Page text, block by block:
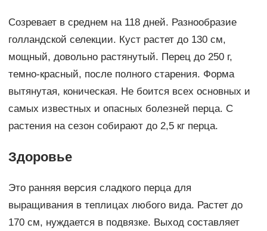
Созревает в среднем на 118 дней. Разнообразие
голландской селекции. Куст растет до 130 см,
мощный, довольно растянутый. Перец до 250 г,
темно-красный, после полного старения. Форма
вытянутая, коническая. Не боится всех основных и
самых известных и опасных болезней перца. С
растения на сезон собирают до 2,5 кг перца.
Здоровье
Это ранняя версия сладкого перца для
выращивания в теплицах любого вида. Растет до
170 см, нуждается в подвязке. Выход составляет